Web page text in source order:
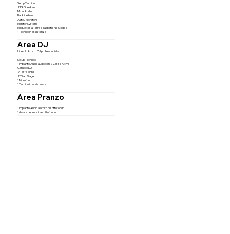
Setup Tecnico :
2 PA Speakers
Mixer Audio
Backline band
Aste / Microfoni
Monitor System
Moquettes a Terra o Tappeti ( No Stage )
1 Tecnico in assistenza
Area DJ
Line-Up Artisti : DJ professionista
Setup Tecnico :
1 Impianto Audio audio con 2 Casse Attive
Console DJ
2 Teste Mobili
2 Titan Stage
1 Microfono
1 Tecnico in assistenza
Area Pranzo
1 Impianto Audio ascolto di sottofondo
1 device per musica sottofondo